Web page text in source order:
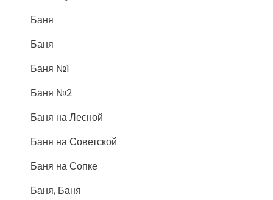
Баня
Баня
Баня №1
Баня №2
Баня на Лесной
Баня на Советской
Баня на Сопке
Баня, Баня